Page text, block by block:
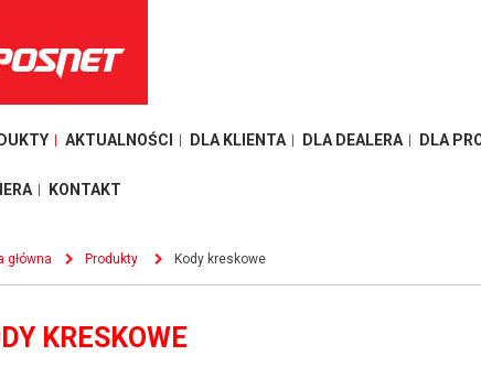
AKTUALNOŚCI DLA KLIENTA DLA DEALERA DLA
KONTAKT
główna Produkty Kody kreskowe
KRESKOWE